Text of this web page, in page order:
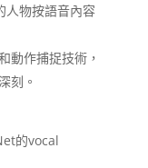
人物按語音內容
動作捕捉技術，
刻。
的vocal